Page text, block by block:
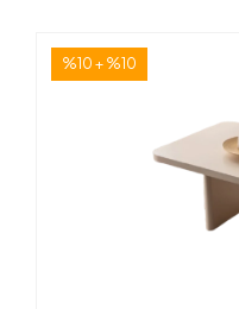
%10 + %10